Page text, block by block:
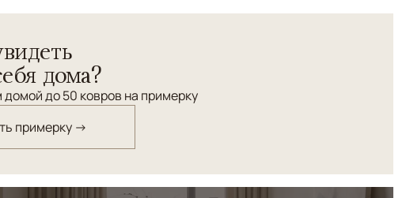
br>Шерсть высшей категории.</br> Соткан по старинной
дома?
до 50 ковров на примерку
примерку →